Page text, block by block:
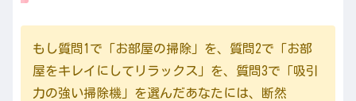
もし質問1で「お部屋の掃除」を、質問2で「お部
屋をキレイにしてリラックス」を、質問3で「吸引
力の強い掃除機」を選んだあなたには、断然